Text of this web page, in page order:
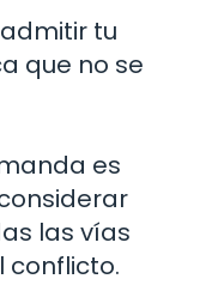
tu
que no se
es
las vías
conflicto.